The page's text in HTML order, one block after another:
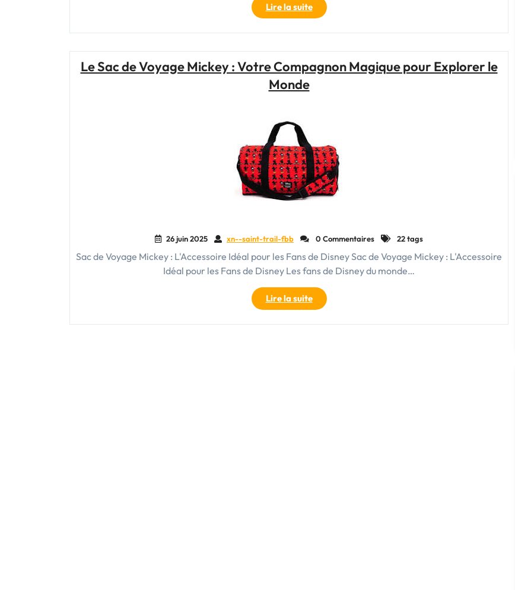
Lire la suite"À
la
Découverte
Sauvages
Le Sac de Voyage Mickey : Votre Compagnon Magique pour Explorer le
Monde
26 juin 2025 xn--saint-trail-fbb 0 Commentaires 22 tags
Sac de Voyage Mickey : L'Accessoire Idéal pour les Fans de Disney Sac de Voyage Mickey : L'Accessoire
Idéal pour les Fans de Disney Les fans de Disney du monde…
Lire la suite"Le
Sac
de